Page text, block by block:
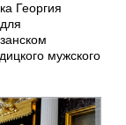
Георгия
мужского